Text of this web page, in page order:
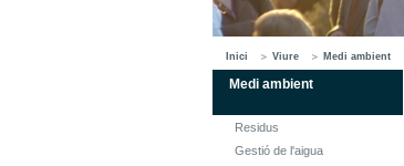
Inici Viure Medi ambient
Medi ambient
Residus
Gestió de l'aigua